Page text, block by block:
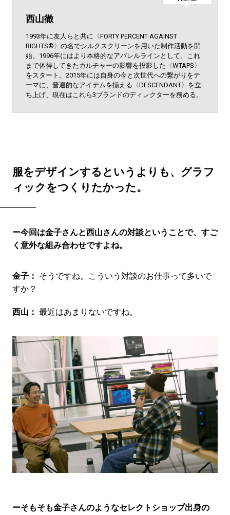
西山徹
1993年に友人らと共に〈FORTY PERCENT AGAINST
RIGHTS®〉の名でシルクスクリーンを用いた制作活動を開
始。1996年にはより本格的なアパレルラインとして、これ
まで体得してきたカルチャーの影響を投影した〈WTAPS〉
をスタート。2015年には自身の今と次世代への繋がりをテ
ーマに、普遍的なアイテムを揃える〈DESCENDANT〉を立
ち上げ、現在はこれら3ブランドのディレクターを務める。
服をデザインするというよりも、グラフ
ィックをつくりたかった。
ー今回は金子さんと西山さんの対談ということで、すご
く意外な組み合わせですよね。
金子： そうですね。こういう対談のお仕事って多いで
すか？
西山： 最近はあまりないですね。
ーそもそも金子さんのようなセレクトショップ出身の